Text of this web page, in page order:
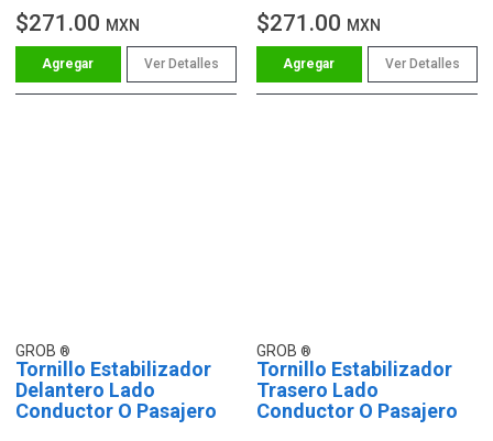
$271.00 MXN
Ver Detalles
$271.00 MXN
Ver Detalles
GROB
Tornillo Estabilizador
Delantero Lado
Conductor O Pasajero
GROB
Tornillo Estabilizador
Trasero Lado
Conductor O Pasajero